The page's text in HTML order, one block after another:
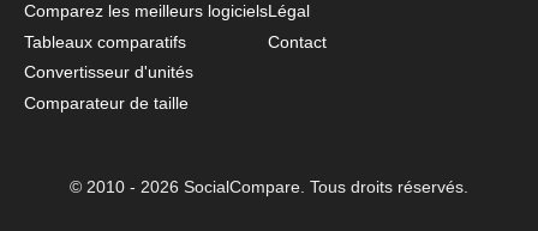
Comparez les meilleurs logiciels
Tableaux comparatifs
Convertisseur d'unités
Comparateur de taille
Légal
Contact
© 2010 - 2026 SocialCompare. Tous droits réservés.